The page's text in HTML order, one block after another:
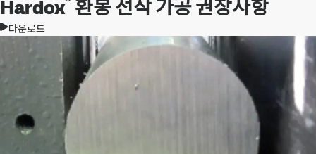
Hardox 환봉 선삭 가공 권장사항
다운로드